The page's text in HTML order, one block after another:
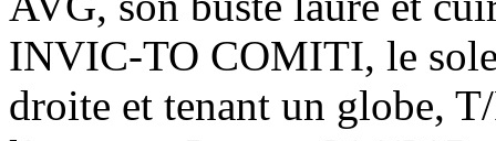
INVIC-TO COMITI, le
droite et tenant un globe,